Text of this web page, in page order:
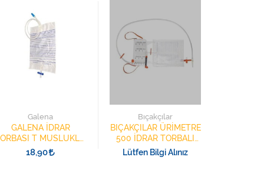
Galena
GALENA İDRAR
T MUSLUKLU
2000 ML
18,90
Bıçakçılar
BIÇAKÇILAR ÜRİMETRE
500 İDRAR TORBALI
ÖLÇME SİSTEMİ 227
1001 1 URIMETER
Lütfen Bilgi Alınız